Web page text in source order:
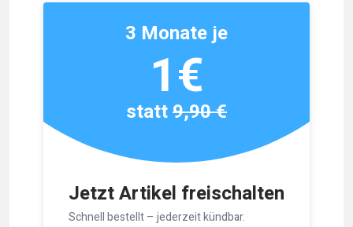
Jetzt Artikel freischalten
Schnell bestellt – jederzeit kündbar.
3 Monate je
1€
statt9,90 €